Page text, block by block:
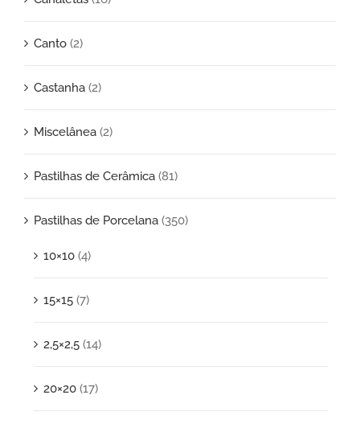
Canto (2)
Castanha (2)
Miscelânea (2)
Pastilhas de Cerâmica (81)
Pastilhas de Porcelana (350)
10×10 (4)
15×15 (7)
2,5×2,5 (14)
20×20 (17)